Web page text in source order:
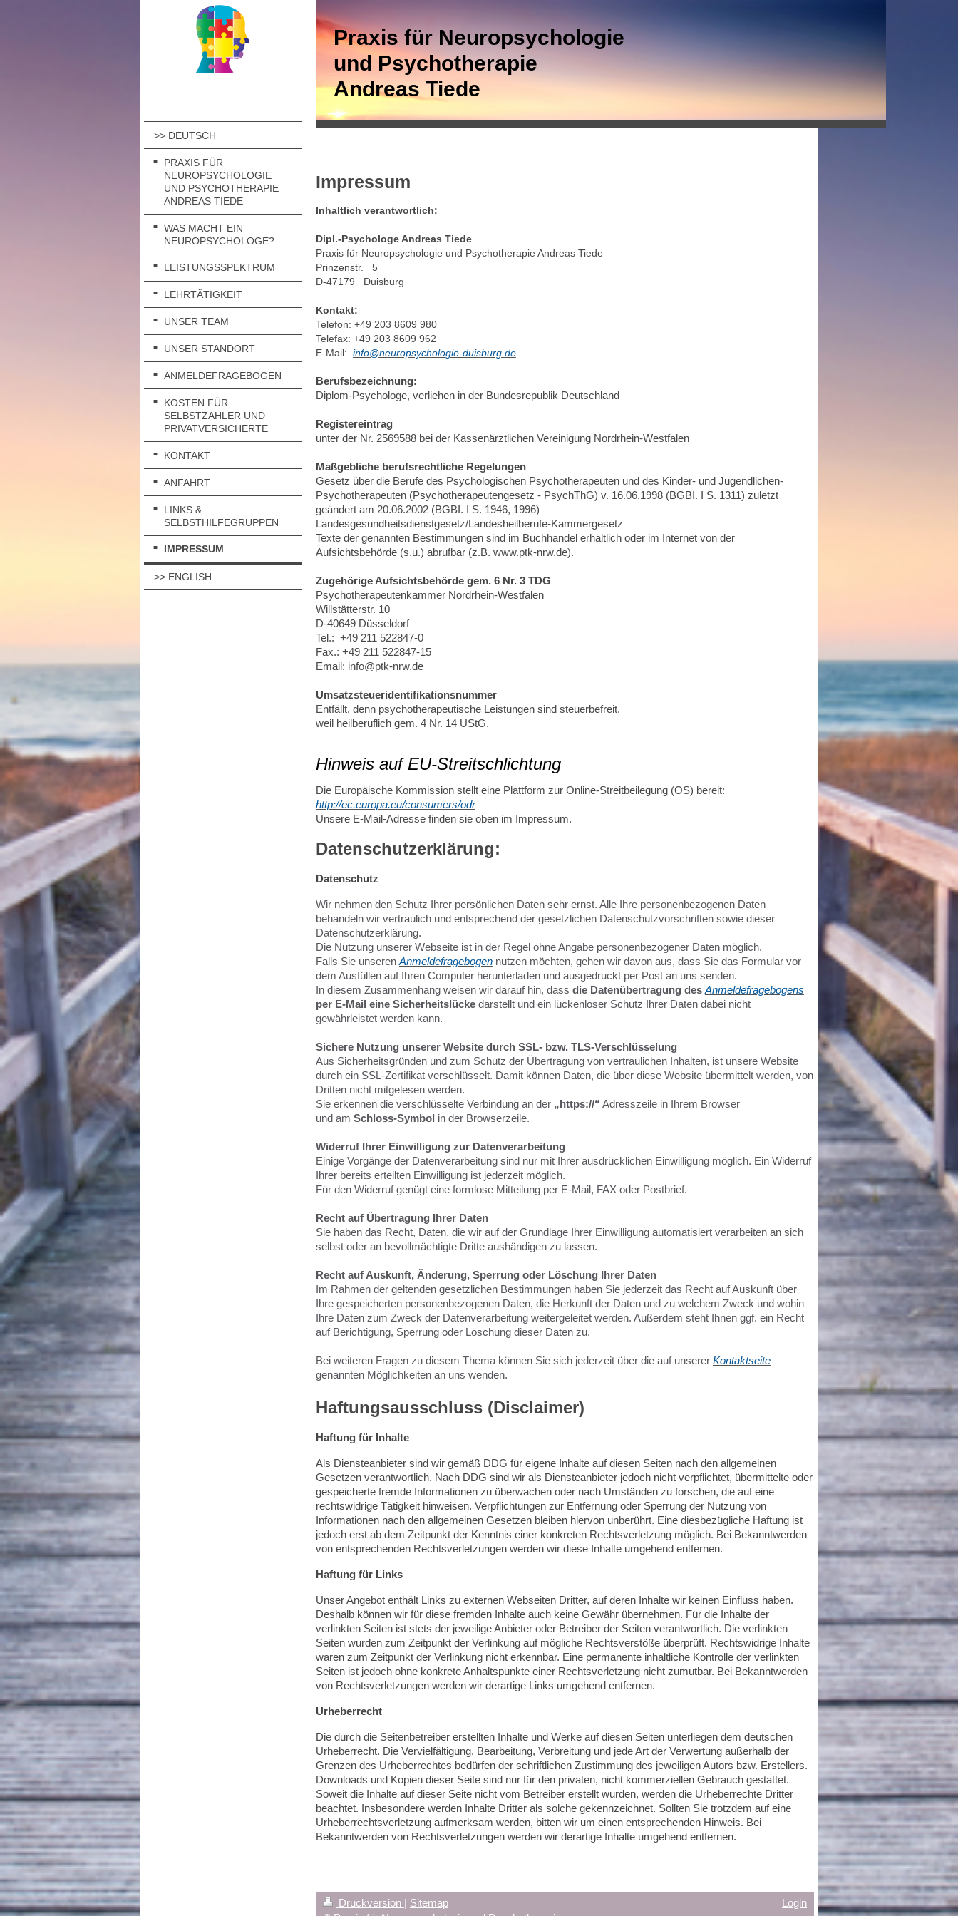
>> DEUTSCH
PRAXIS FÜR
NEUROPSYCHOLOGIE
UND PSYCHOTHERAPIE
ANDREAS TIEDE
WAS MACHT EIN
NEUROPSYCHOLOGE?
LEISTUNGSSPEKTRUM
LEHRTÄTIGKEIT
UNSER TEAM
UNSER STANDORT
ANMELDEFRAGEBOGEN
KOSTEN FÜR
SELBSTZAHLER UND
PRIVATVERSICHERTE
KONTAKT
ANFAHRT
LINKS &
SELBSTHILFEGRUPPEN
IMPRESSUM
>> ENGLISH
Praxis für Neuropsychologie
und Psychotherapie
Andreas Tiede
Impressum
Inhaltlich verantwortlich:
Dipl.-Psychologe Andreas Tiede
Praxis für Neuropsychologie und Psychotherapie Andreas Tiede
Prinzenstr.
5
D-47179
Duisburg
Kontakt:
Telefon: +49 203 8609 980
Telefax: +49 203 8609 962
E-Mail: info@neuropsychologie-duisburg.de
Berufsbezeichnung:
Diplom-Psychologe, verliehen in der Bundesrepublik Deutschland
Registereintrag
unter der Nr. 2569588 bei der Kassenärztlichen Vereinigung Nordrhein-Westfalen
Maßgebliche berufsrechtliche Regelungen
Gesetz über die Berufe des Psychologischen Psychotherapeuten und des Kinder- und Jugendlichen-
Psychotherapeuten (Psychotherapeutengesetz - PsychThG) v. 16.06.1998 (BGBI. I S. 1311) zuletzt
geändert am 20.06.2002 (BGBI. I S. 1946, 1996)
Landesgesundheitsdienstgesetz/Landesheilberufe-Kammergesetz
Texte der genannten Bestimmungen sind im Buchhandel erhältlich oder im Internet von der
Aufsichtsbehörde (s.u.) abrufbar (z.B. www.ptk-nrw.de).
Zugehörige Aufsichtsbehörde gem. 6 Nr. 3 TDG
Psychotherapeutenkammer Nordrhein-Westfalen
Willstätterstr. 10
D-40649 Düsseldorf
Tel.: +49 211 522847-0
Fax.: +49 211 522847-15
Email: info@ptk-nrw.de
Umsatzsteueridentifikationsnummer
Entfällt, denn psychotherapeutische Leistungen sind steuerbefreit,
weil heilberuflich gem. 4 Nr. 14 UStG.
Hinweis auf EU-Streitschlichtung
Die Europäische Kommission stellt eine Plattform zur Online-Streitbeilegung (OS) bereit:
http://ec.europa.eu/consumers/odr
Unsere E-Mail-Adresse finden sie oben im Impressum.
Datenschutzerklärung:
Datenschutz
Wir nehmen den Schutz Ihrer persönlichen Daten sehr ernst. Alle Ihre personenbezogenen Daten
behandeln wir vertraulich und entsprechend der gesetzlichen Datenschutzvorschriften sowie dieser
Datenschutzerklärung.
Die Nutzung unserer Webseite ist in der Regel ohne Angabe personenbezogener Daten möglich.
Falls Sie unseren Anmeldefragebogen nutzen möchten, gehen wir davon aus, dass Sie das Formular vor
dem Ausfüllen auf Ihren Computer herunterladen und ausgedruckt per Post an uns senden.
In diesem Zusammenhang weisen wir darauf hin, dass die Datenübertragung des Anmeldefragebogens
per E-Mail eine Sicherheitslückedarstellt und ein lückenloser Schutz Ihrer Daten dabei nicht
gewährleistet werden kann.
Sichere Nutzung unserer Website durch SSL- bzw. TLS-Verschlüsselung
Aus Sicherheitsgründen und zum Schutz der Übertragung von vertraulichen Inhalten, ist unsere Website
durch ein SSL-Zertifikat verschlüsselt. Damit können Daten, die über diese Website übermittelt werden, von
Dritten nicht mitgelesen werden.
Sie erkennen die verschlüsselte Verbindung an der „https://“ Adresszeile in Ihrem Browser
und am Schloss-Symbol in der Browserzeile.
Widerruf Ihrer Einwilligung zur Datenverarbeitung
Einige Vorgänge der Datenverarbeitung sind nur mit Ihrer ausdrücklichen Einwilligung möglich. Ein Widerruf
Ihrer bereits erteilten Einwilligung ist jederzeit möglich.
Für den Widerruf genügt eine formlose Mitteilung per E-Mail, FAX oder Postbrief.
Recht auf Übertragung Ihrer Daten
Sie haben das Recht, Daten, die wir auf der Grundlage Ihrer Einwilligung automatisiert verarbeiten an sich
selbst oder an bevollmächtigte Dritte aushändigen zu lassen.
Recht auf Auskunft, Änderung, Sperrung oder Löschung Ihrer Daten
Im Rahmen der geltenden gesetzlichen Bestimmungen haben Sie jederzeit das Recht auf Auskunft über
Ihre gespeicherten personenbezogenen Daten, die Herkunft der Daten und zu welchem Zweck und wohin
Ihre Daten zum Zweck der Datenverarbeitung weitergeleitet werden. Außerdem steht Ihnen ggf. ein Recht
auf Berichtigung, Sperrung oder Löschung dieser Daten zu.
Bei weiteren Fragen zu diesem Thema können Sie sich jederzeit über die auf unserer Kontaktseite
genannten Möglichkeiten an uns wenden.
Haftungsausschluss (Disclaimer)
Haftung für Inhalte
Als Diensteanbieter sind wir gemäß DDG für eigene Inhalte auf diesen Seiten nach den allgemeinen
Gesetzen verantwortlich. Nach DDG sind wir als Diensteanbieter jedoch nicht verpflichtet, übermittelte oder
gespeicherte fremde Informationen zu überwachen oder nach Umständen zu forschen, die auf eine
rechtswidrige Tätigkeit hinweisen. Verpflichtungen zur Entfernung oder Sperrung der Nutzung von
Informationen nach den allgemeinen Gesetzen bleiben hiervon unberührt. Eine diesbezügliche Haftung ist
jedoch erst ab dem Zeitpunkt der Kenntnis einer konkreten Rechtsverletzung möglich. Bei Bekanntwerden
von entsprechenden Rechtsverletzungen werden wir diese Inhalte umgehend entfernen.
Haftung für Links
Unser Angebot enthält Links zu externen Webseiten Dritter, auf deren Inhalte wir keinen Einfluss haben.
Deshalb können wir für diese fremden Inhalte auch keine Gewähr übernehmen. Für die Inhalte der
verlinkten Seiten ist stets der jeweilige Anbieter oder Betreiber der Seiten verantwortlich. Die verlinkten
Seiten wurden zum Zeitpunkt der Verlinkung auf mögliche Rechtsverstöße überprüft. Rechtswidrige Inhalte
waren zum Zeitpunkt der Verlinkung nicht erkennbar. Eine permanente inhaltliche Kontrolle der verlinkten
Seiten ist jedoch ohne konkrete Anhaltspunkte einer Rechtsverletzung nicht zumutbar. Bei Bekanntwerden
von Rechtsverletzungen werden wir derartige Links umgehend entfernen.
Urheberrecht
Die durch die Seitenbetreiber erstellten Inhalte und Werke auf diesen Seiten unterliegen dem deutschen
Urheberrecht. Die Vervielfältigung, Bearbeitung, Verbreitung und jede Art der Verwertung außerhalb der
Grenzen des Urheberrechtes bedürfen der schriftlichen Zustimmung des jeweiligen Autors bzw. Erstellers.
Downloads und Kopien dieser Seite sind nur für den privaten, nicht kommerziellen Gebrauch gestattet.
Soweit die Inhalte auf dieser Seite nicht vom Betreiber erstellt wurden, werden die Urheberrechte Dritter
beachtet. Insbesondere werden Inhalte Dritter als solche gekennzeichnet. Sollten Sie trotzdem auf eine
Urheberrechtsverletzung aufmerksam werden, bitten wir um einen entsprechenden Hinweis. Bei
Bekanntwerden von Rechtsverletzungen werden wir derartige Inhalte umgehend entfernen.
Druckversion | Sitemap
Login